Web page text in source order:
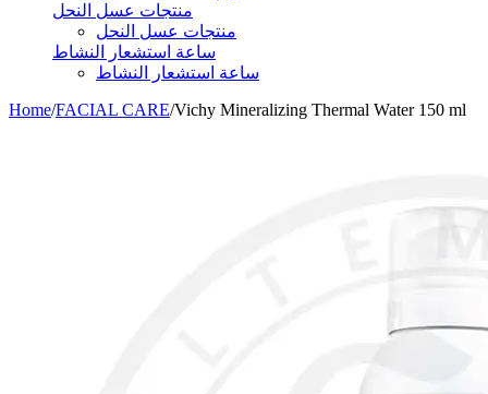
منتجات عسل النحل
منتجات عسل النحل
ساعة استشعار النشاط
ساعة استشعار النشاط
Home/FACIAL CARE/Vichy Mineralizing Thermal Water 150 ml